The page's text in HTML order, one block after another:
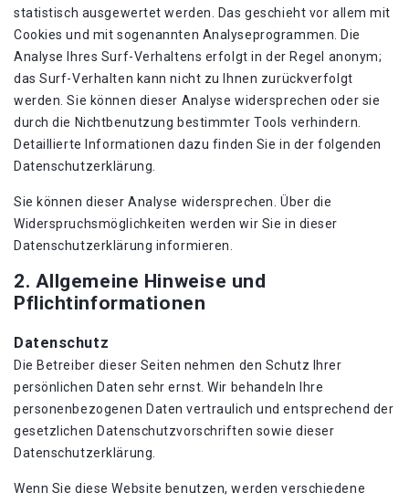
statistisch ausgewertet werden. Das geschieht vor allem mit
Cookies und mit sogenannten Analyseprogrammen. Die
Analyse Ihres Surf-Verhaltens erfolgt in der Regel anonym;
das Surf-Verhalten kann nicht zu Ihnen zurückverfolgt
werden. Sie können dieser Analyse widersprechen oder sie
durch die Nichtbenutzung bestimmter Tools verhindern.
Detaillierte Informationen dazu finden Sie in der folgenden
Datenschutzerklärung.
Sie können dieser Analyse widersprechen. Über die
Widerspruchsmöglichkeiten werden wir Sie in dieser
Datenschutzerklärung informieren.
2. Allgemeine Hinweise und
Pflichtinformationen
Datenschutz
Die Betreiber dieser Seiten nehmen den Schutz Ihrer
persönlichen Daten sehr ernst. Wir behandeln Ihre
personenbezogenen Daten vertraulich und entsprechend der
gesetzlichen Datenschutzvorschriften sowie dieser
Datenschutzerklärung.
Wenn Sie diese Website benutzen, werden verschiedene